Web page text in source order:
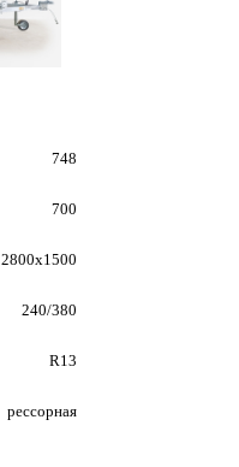
748
700
2800х1500
240/380
R13
рессорная